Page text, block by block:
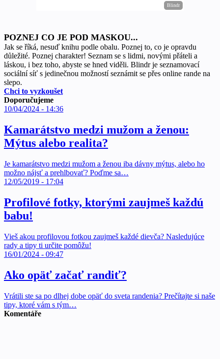
POZNEJ CO JE POD MASKOU...
Jak se říká, nesuď knihu podle obalu. Poznej to, co je opravdu
důležité. Poznej charakter! Seznam se s lidmi, novými přáteli a
láskou, i bez toho, abyste se hned viděli. Blindr je seznamovací
sociální síť s jedinečnou možností seznámit se přes online rande na
slepo.
Chci to vyzkoušet
Doporučujeme
10/04/2024 - 14:36
Kamarátstvo medzi mužom a ženou:
Mýtus alebo realita?
Je kamarátstvo medzi mužom a ženou iba dávny mýtus, alebo ho
možno nájsť a prehlbovať? Poďme sa…
12/05/2019 - 17:04
Profilové fotky, ktorými zaujmeš každú
babu!
Vieš akou profilovou fotkou zaujmeš každé dievča? Nasledujúce
rady a tipy ti určite pomôžu!
16/01/2024 - 09:47
Ako opäť začať randiť?
Vrátili ste sa po dlhej dobe opäť do sveta randenia? Prečítajte si naše
tipy, ktoré vám s tým…
Komentáře